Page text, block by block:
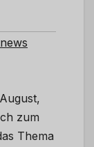
zum
Thema